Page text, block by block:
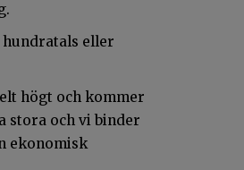
eller
högt och kommer
stora och vi binder
ekonomisk